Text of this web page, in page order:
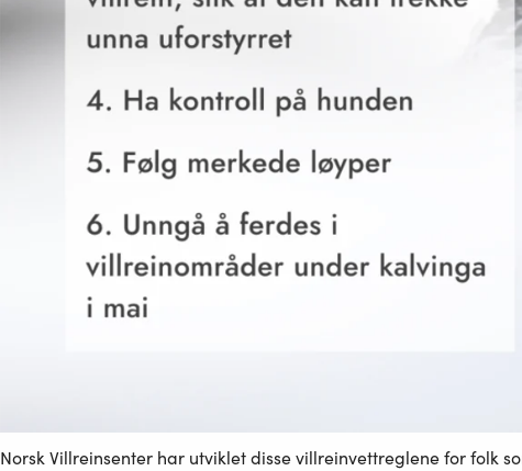
Norsk Villreinsenter har utviklet disse villreinvettreglene for folk